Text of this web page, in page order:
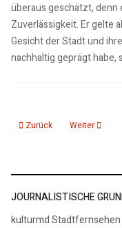
überaus geschätzt,
Zuverlässigkeit. Er gelte
Gesicht der Stadt und
nachhaltig geprägt habe,
Vorheriger Beitrag:
Zurück Nächster
Weiter
JOURNALISTISCHE
kulturmd